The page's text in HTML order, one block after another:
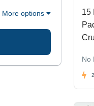
More options
15
No